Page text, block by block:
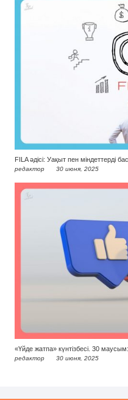
FILA әдісі: Уақыт пен міндеттерді
редактор 30 июня, 2025
«Үйде жатпа» күнтізбесі. 30
редактор 30 июня, 2025